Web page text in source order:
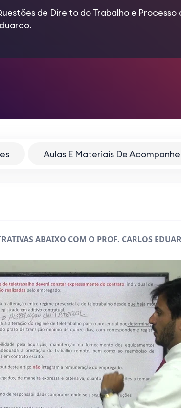
de Direito do Trabalho e Processo
Aulas E Materiais De
ABAIXO COM O PROF. CARLOS